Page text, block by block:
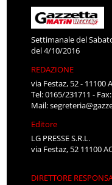
Settimanale del
del 4/10/2016
REDAZIONE
via Festaz, 52 - 11100
Tel: 0165/231711 -
Mail:
Editore
LG PRESSE S.R.L.
via Festaz, 52 11100
DIRETTORE